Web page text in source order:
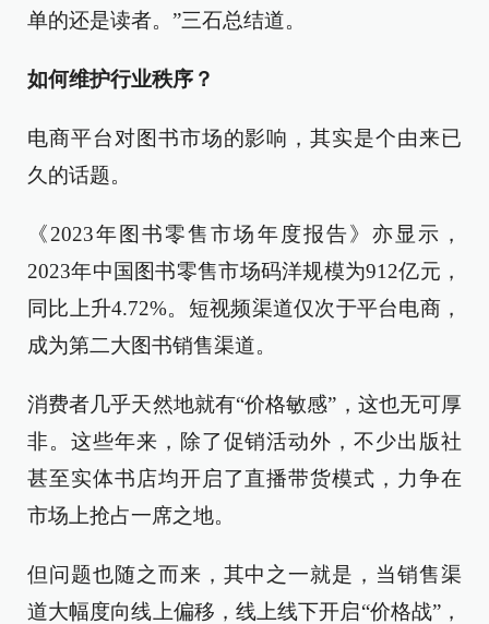
单的还是读者。”三石总结道。
如何维护行业秩序？
电商平台对图书市场的影响，其实是个由来已
久的话题。
《2023年图书零售市场年度报告》亦显示，
2023年中国图书零售市场码洋规模为912亿元，
同比上升4.72%。短视频渠道仅次于平台电商，
成为第二大图书销售渠道。
消费者几乎天然地就有“价格敏感”，这也无可厚
非。这些年来，除了促销活动外，不少出版社
甚至实体书店均开启了直播带货模式，力争在
市场上抢占一席之地。
但问题也随之而来，其中之一就是，当销售渠
道大幅度向线上偏移，线上线下开启“价格战”，